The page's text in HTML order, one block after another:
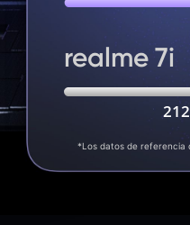
realme 7i
*Los datos de referencia